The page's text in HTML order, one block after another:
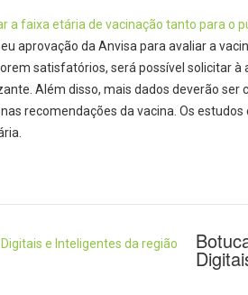
a faixa etária de vacinação tanto para o
aprovação da Anvisa para avaliar a
satisfatórios, será possível solicitar à
Além disso, mais dados deverão ser
recomendações da vacina. Os